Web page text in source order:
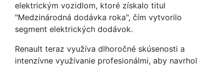
elektrickým vozidlom, ktoré získalo titul
"Medzinárodná dodávka roka", čím vytvorilo
segment elektrických dodávok.
Renault teraz využíva dlhoročné skúsenosti a
intenzívne využívanie profesionálmi, aby navrhol